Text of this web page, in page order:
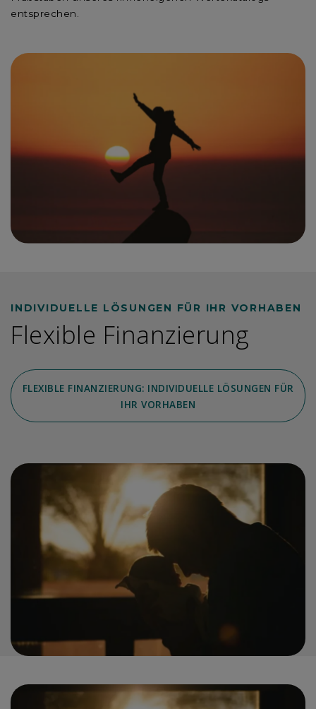
entsprechen.
INDIVIDUELLE LÖSUNGEN FÜR IHR VORHABEN
Flexible Finanzierung
FLEXIBLE FINANZIERUNG: INDIVIDUELLE LÖSUNGEN FÜR
IHR VORHABEN